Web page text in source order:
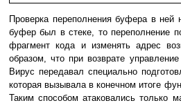
Проверка переполнения буфера в ней
буфер был в стеке, то переполнение
фрагмент кода и изменять адрес
образом, что при возврате
Вирус передавал специально
которая вызывала в конечном итоге
Таким способом атаковались только